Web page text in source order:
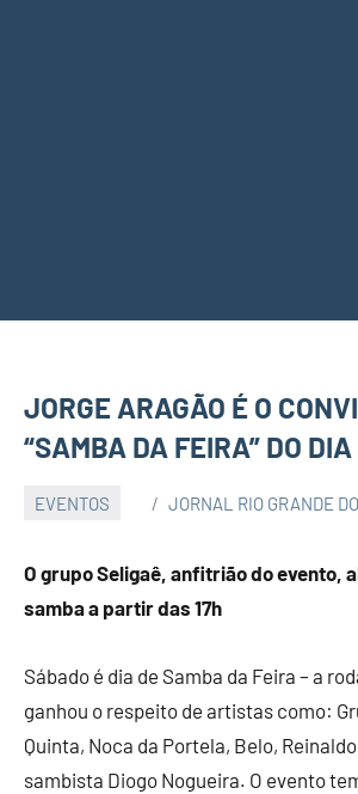
JORGE ARAGÃO É O
“SAMBA DA FEIRA” DO
EVENTOS JORNAL RIO GRANDE
O grupo Seligaê, anfitrião do evento,
samba a partir das 17h
Sábado é dia de Samba da Feira – a
ganhou o respeito de artistas como:
Quinta, Noca da Portela, Belo,
sambista Diogo Nogueira. O evento